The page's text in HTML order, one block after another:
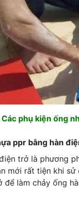
Các phụ kiện ống
ppr bằng hàn
trở là phương
mới rất tiện khi sử
để làm chảy ống